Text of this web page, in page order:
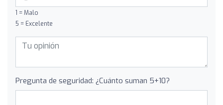
1 = Malo
5 = Excelente
Pregunta de seguridad: ¿Cuánto suman 5+10?